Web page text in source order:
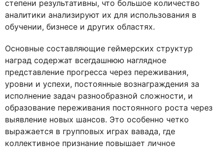
степени результативны, что большое количество
аналитики анализируют их для использования в
обучении, бизнесе и других областях.
Основные составляющие геймерских структур
наград содержат всегдашнюю наглядное
представление прогресса через переживания,
уровни и успехи, постоянные вознаграждения за
исполнение задач разнообразной сложности, и
образование переживания постоянного роста через
выявление новых шансов. Это особенно четко
выражается в групповых играх вавада, где
коллективное признание повышает личное